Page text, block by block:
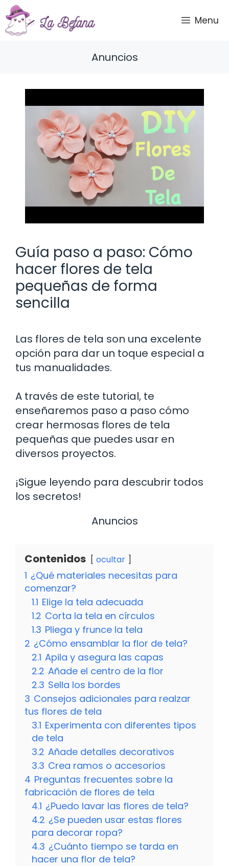
Saltar
al
contenido
Menu
Anuncios
Guía paso a paso: Cómo
hacer flores de tela
pequeñas de forma
sencilla
Las flores de tela son una excelente
opción para dar un toque especial a
tus manualidades.
A través de este tutorial, te
enseñaremos paso a paso cómo
crear hermosas flores de tela
pequeñas que puedes usar en
diversos proyectos.
¡Sigue leyendo para descubrir todos
los secretos!
Anuncios
Contenidos ocultar
1 ¿Qué materiales necesitas para
comenzar?
1.1 Elige la tela adecuada
1.2 Corta la tela en círculos
1.3 Pliega y frunce la tela
2 ¿Cómo ensamblar la flor de tela?
2.1 Apila y asegura las capas
2.2 Añade el centro de la flor
2.3 Sella los bordes
3 Consejos adicionales para realzar
tus flores de tela
3.1 Experimenta con diferentes tipos
de tela
3.2 Añade detalles decorativos
3.3 Crea ramos o accesorios
4 Preguntas frecuentes sobre la
fabricación de flores de tela
4.1 ¿Puedo lavar las flores de tela?
4.2 ¿Se pueden usar estas flores
para decorar ropa?
4.3 ¿Cuánto tiempo se tarda en
hacer una flor de tela?